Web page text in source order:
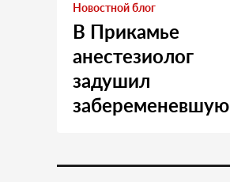
Новостной блог
В Прикамье
анестезиолог
задушил
забеременевшую